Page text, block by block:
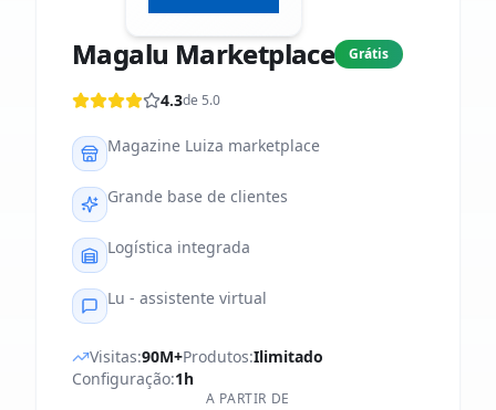
Magalu Marketplace Grátis
4.3de 5.0
Magazine Luiza marketplace
Grande base de clientes
Logística integrada
Lu - assistente virtual
Visitas:90M+Produtos:Ilimitado
Configuração:1h
A PARTIR DE